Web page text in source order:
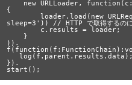
{
sleep=3')) // HTTP で取得するのに3
)).
}).